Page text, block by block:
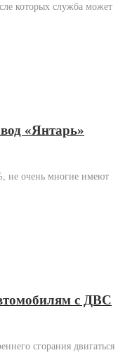
которых служба может
«Янтарь»
не очень многие имеют
с ДВС
сгорания двигаться